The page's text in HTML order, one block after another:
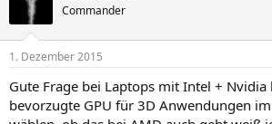
Commander
1. Dezember 2015
Gute Frage bei Laptops mit Intel + Nvidia
bevorzugte GPU für 3D Anwendungen